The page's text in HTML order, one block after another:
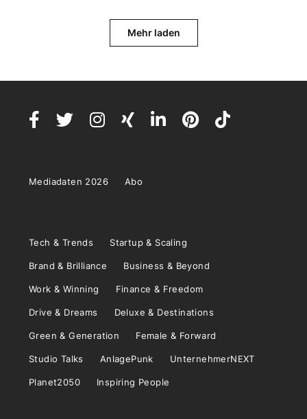
Mehr laden
Mediadaten 2026 Abo
Tech & Trends Startup & Scaling
Brand & Brilliance Business & Beyond
Work & Winning Finance & Freedom
Drive & Dreams Deluxe & Destinations
Green & Generation Female & Forward
Studio Talks AnlagePunk UnternehmerNEXT
Planet2050 Inspiring People